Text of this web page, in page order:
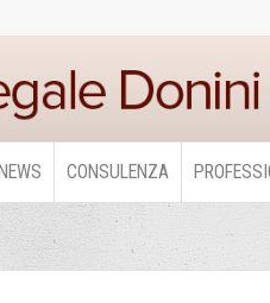
CONSULENZA